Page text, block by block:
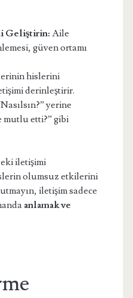
Geliştirin: Aile
güven ortamı
hislerini
derinleştirir.
yerine
mutlu etti?” gibi
iletişimi
olumsuz etkilerini
iletişim sadece
anlamak ve